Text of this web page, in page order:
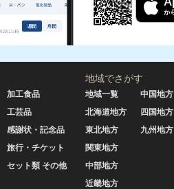
加工食品
工芸品
感謝状・記念品
旅行・チケット
セット類 その他
地域でさがす
地域一覧
北海道地方
東北地方
関東地方
中部地方
近畿地方
中国地方
四国地方
九州地方